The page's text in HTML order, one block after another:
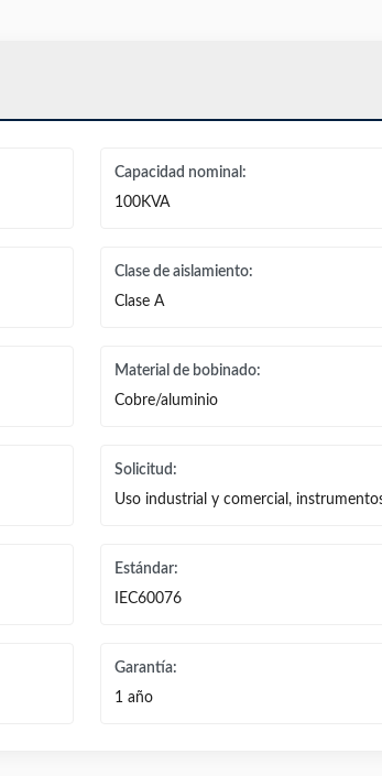
Capacidad nominal:
100KVA
Clase de aislamiento:
Clase A
Material de bobinado:
Cobre/aluminio
Solicitud:
Uso industrial y comercial,
Estándar:
IEC60076
Garantía:
1 año